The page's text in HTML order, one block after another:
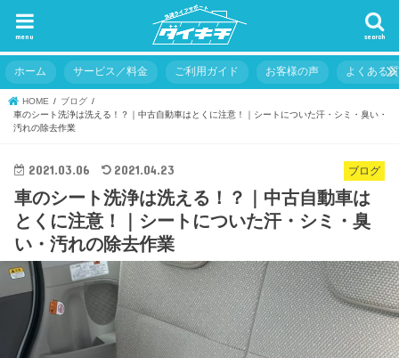
search
menu
ホーム サービス／料金 ご利用ガイド お客様の声 よくある
HOME
ブログ
車のシート洗浄は洗える！？｜中古自動車はとくに注意！｜シートについた汗・シミ・臭い・
汚れの除去作業
ブログ
2021.03.06 2021.04.23
車のシート洗浄は洗える！？｜中古自動車は
とくに注意！｜シートについた汗・シミ・臭
い・汚れの除去作業